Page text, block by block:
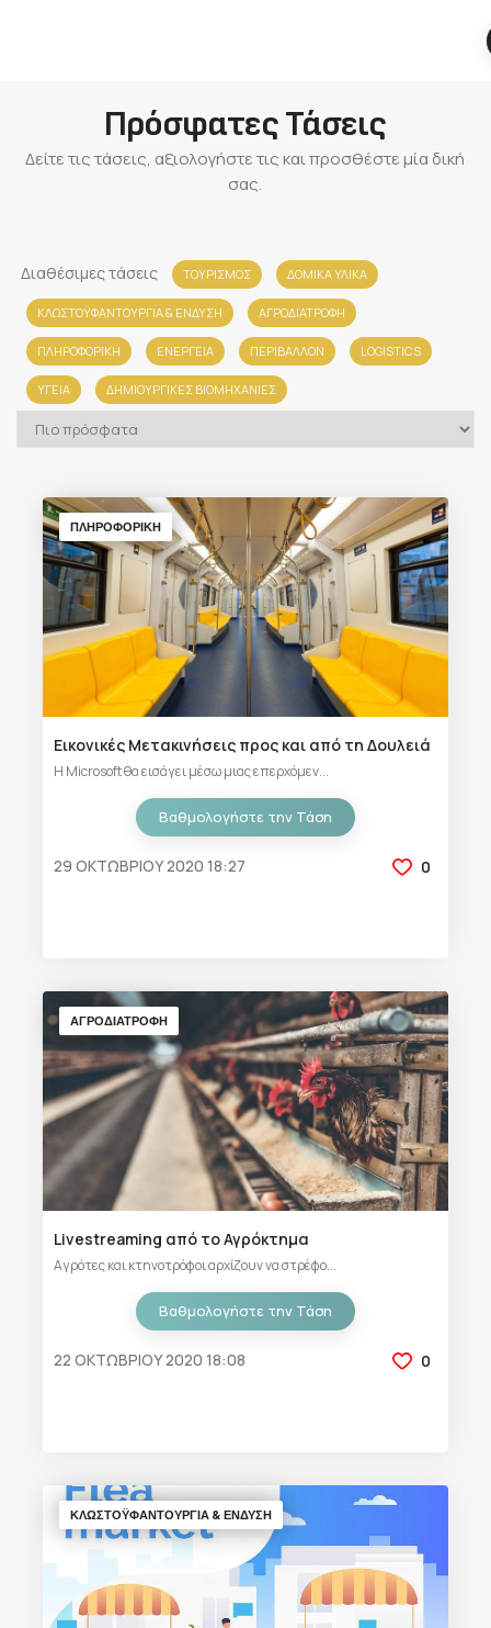
Πρόσφατες Τάσεις
Δείτε τις τάσεις, αξιολογήστε τις και προσθέστε μία δική
σας.
Διαθέσιμες τάσεις ΤΟΥΡΙΣΜΟΣ ΔΟΜΙΚΑ ΥΛΙΚΑ
ΚΛΩΣΤΟΫΦΑΝΤΟΥΡΓΙΑ & ΈΝΔΥΣΗ ΑΓΡΟΔΙΑΤΡΟΦΗ
ΠΛΗΡΟΦΟΡΙΚΗ ΕΝΕΡΓΕΙΑ ΠΕΡΙΒΑΛΛΟΝ LOGISTICS
ΥΓΕΙΑ ΔΗΜΙΟΥΡΓΙΚΕΣ ΒΙΟΜΗΧΑΝΙΕΣ
ΠΛΗΡΟΦΟΡΙΚΗ
Εικονικές Μετακινήσεις προς και από τη Δουλειά
Η Microsoft θα εισάγει μέσω μιας επερχόμεν...
Βαθμολογήστε την Τάση
29 ΟΚΤΩΒΡΊΟΥ 2020 18:27 0
ΑΓΡΟΔΙΑΤΡΟΦΗ
Livestreaming από το Αγρόκτημα
Αγρότες και κτηνοτρόφοι αρχίζουν να στρέφο...
Βαθμολογήστε την Τάση
22 ΟΚΤΩΒΡΊΟΥ 2020 18:08 0
ΚΛΩΣΤΟΫΦΑΝΤΟΥΡΓΙΑ & ΈΝΔΥΣΗ